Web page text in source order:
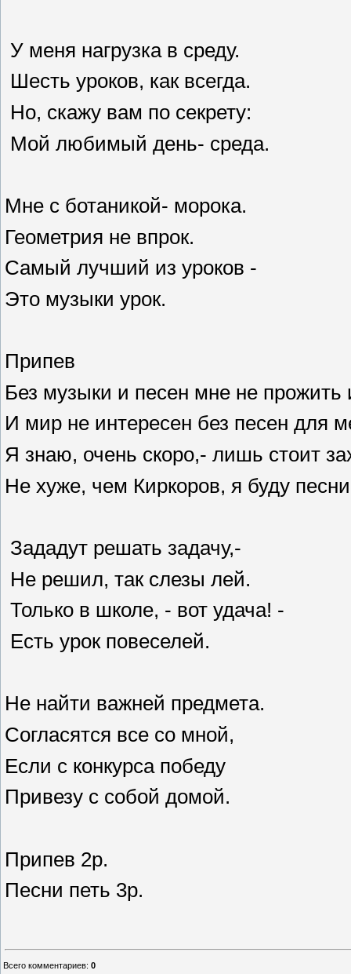
У меня нагрузка в среду.
Шесть уроков, как всегда.
Но, скажу вам по секрету:
Мой любимый день- среда.
Мне с ботаникой- морока.
Геометрия не впрок.
Самый лучший из уроков -
Это музыки урок.
Припев
Без музыки и песен мне не прожить
И мир не интересен без песен для
Я знаю, очень скоро,- лишь стоит
Не хуже, чем Киркоров, я буду
Зададут решать задачу,-
Не решил, так слезы лей.
Только в школе, - вот удача! -
Есть урок повеселей.
Не найти важней предмета.
Согласятся все со мной,
Если с конкурса победу
Привезу с собой домой.
Припев 2р.
Песни петь 3р.
Всего комментариев: 0